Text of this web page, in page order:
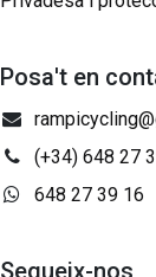
Posa't en
(+34) 648 27
648 27 39 16
Segueix-nos